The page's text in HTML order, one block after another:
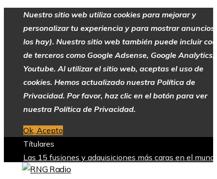
Nuestro sitio web utiliza cookies para mejorar y
personalizar tu experiencia y para mostrar anuncios
los hay). Nuestro sitio web también puede incluir
de terceros como Google Adsense, Google Analytics,
Youtube. Al utilizar el sitio web, aceptas el uso de
cookies. Hemos actualizado nuestra Política de
Privacidad. Por favor, haz clic en el botón para ver
nuestra Política de Privacidad.
Ok, Acepto
Títulares
Las 15 fusiones y adquisiciones más caras en el
empresarialLa creación del sistema federal de